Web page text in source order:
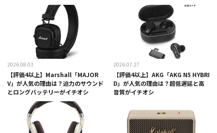
2026.08.03
【評価4以上】Marshall「MAJOR
V」が人気の理由は？迫力のサウンド
とロングバッテリーがイチオシ
2026.07.27
【評価4以上】AKG「AKG N5 HYBRI
D」が人気の理由は？超低遅延と高
音質がイチオシ